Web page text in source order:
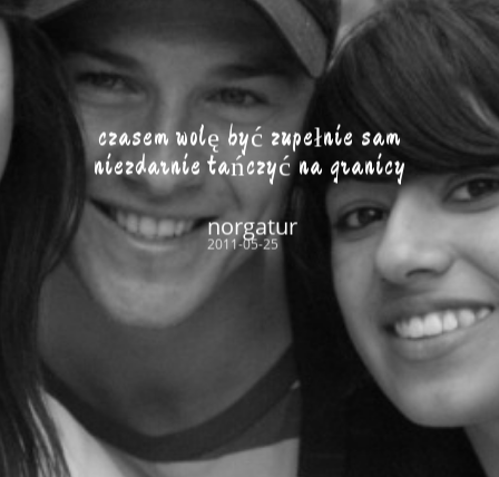
czasem wolę być zupełnie sam
niezdarnie tańczyć na granicy
norgatur
2011-05-25